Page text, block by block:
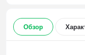
Обзор